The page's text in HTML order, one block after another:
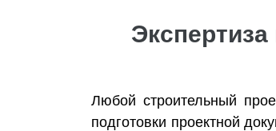
Любой строительный
подготовки проектной